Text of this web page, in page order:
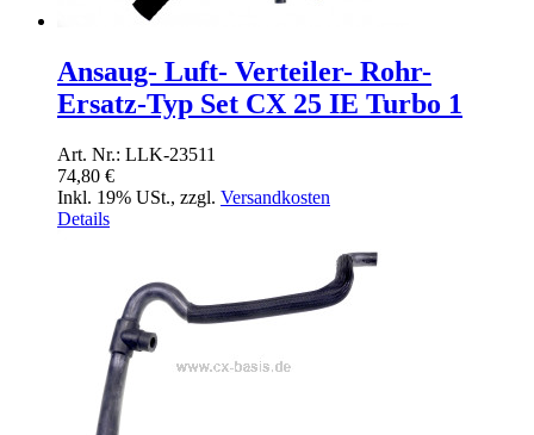
Ansaug- Luft- Verteiler- Rohr-
Ersatz-Typ Set CX 25 IE Turbo 1
Art. Nr.: LLK-23511
74,80 €
Inkl. 19% USt., zzgl. Versandkosten
Details